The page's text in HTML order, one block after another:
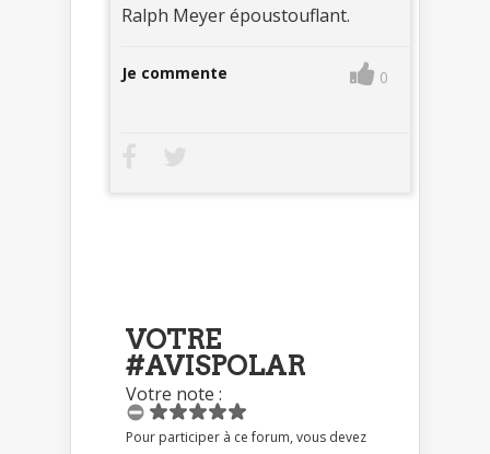
Ralph Meyer époustouflant.
Je commente 0
VOTRE
#AVISPOLAR
Votre note :
Pour participer à ce forum, vous devez